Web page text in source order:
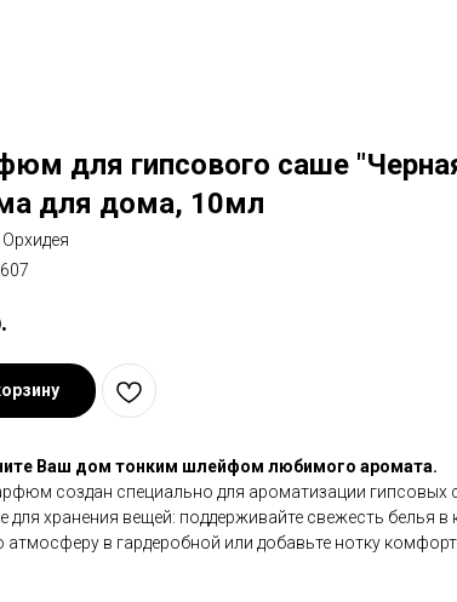
для гипсового саше
для дома, 10мл
Ваш дом тонким шлейфом любимого аромата.
создан специально для ароматизации гипсовых
для хранения вещей: поддерживайте свежесть белья в
в гардеробной или добавьте нотку